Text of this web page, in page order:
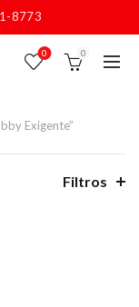
8773
0 0
Exigente”
Filtros